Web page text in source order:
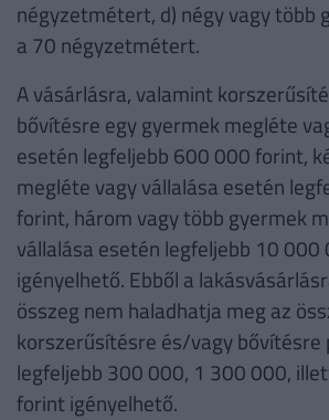
négyzetmétert, d) négy vagy több
a 70 négyzetmétert.
A vásárlásra, valamint
bővítésre egy gyermek megléte
esetén legfeljebb 600 000 forint,
megléte vagy vállalása esetén
forint, három vagy több gyermek
vállalása esetén legfeljebb 10
igényelhető. Ebből a
összeg nem haladhatja meg az
korszerűsítésre és/vagy bővítésre
legfeljebb 300 000, 1 300 000,
forint igényelhető.